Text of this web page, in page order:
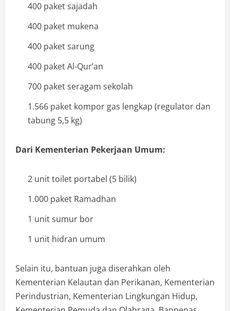
400 paket sajadah
400 paket mukena
400 paket sarung
400 paket Al-Qur’an
700 paket seragam sekolah
1.566 paket kompor gas lengkap (regulator dan
tabung 5,5 kg)
Dari Kementerian Pekerjaan Umum:
2 unit toilet portabel (5 bilik)
1.000 paket Ramadhan
1 unit sumur bor
1 unit hidran umum
Selain itu, bantuan juga diserahkan oleh
Kementerian Kelautan dan Perikanan, Kementerian
Perindustrian, Kementerian Lingkungan Hidup,